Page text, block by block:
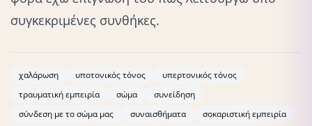
συγκεκριμένες συνθήκες.
χαλάρωση υποτονικός τόνος
υπερτονικός τόνος
τραυματική εμπειρία
σώμα
συνείδηση
σύνδεση με το σώμα μας
συναισθήματα
σοκαριστική εμπειρία